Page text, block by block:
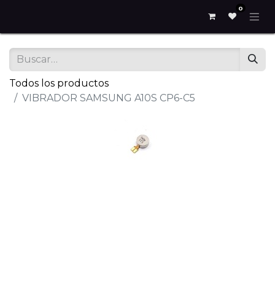
0
Todos los productos
VIBRADOR SAMSUNG A10S CP6-C5